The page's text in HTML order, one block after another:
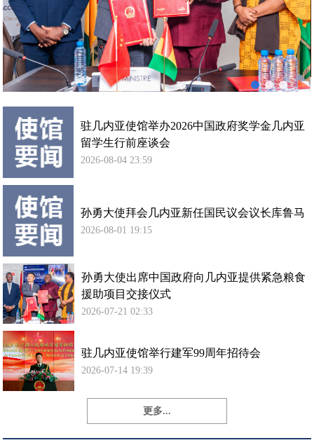
向
几
内
亚
提
供
紧
急
粮
食
援
项
目
交
接
仪
式
驻几内亚使馆举办2026中国政府奖学金几内亚
留学生行前座谈会
2026-08-04 23:59
孙勇大使拜会几内亚新任国民议会议长库鲁马
2026-08-01 19:15
孙勇大使出席中国政府向几内亚提供紧急粮食
援助项目交接仪式
2026-07-21 02:33
驻几内亚使馆举行建军99周年招待会
2026-07-14 19:39
更多...